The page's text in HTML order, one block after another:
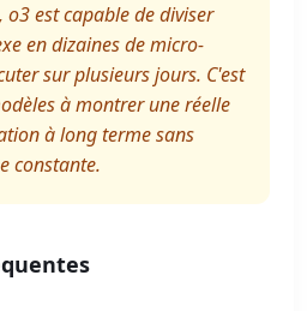
est capable de diviser
en dizaines de micro-
sur plusieurs jours. C'est
à montrer une réelle
à long terme sans
constante.